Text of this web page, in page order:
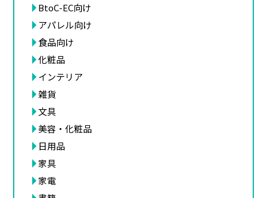
BtoC-EC向け
アパレル向け
食品向け
化粧品
インテリア
雑貨
文具
美容・化粧品
日用品
家具
家電